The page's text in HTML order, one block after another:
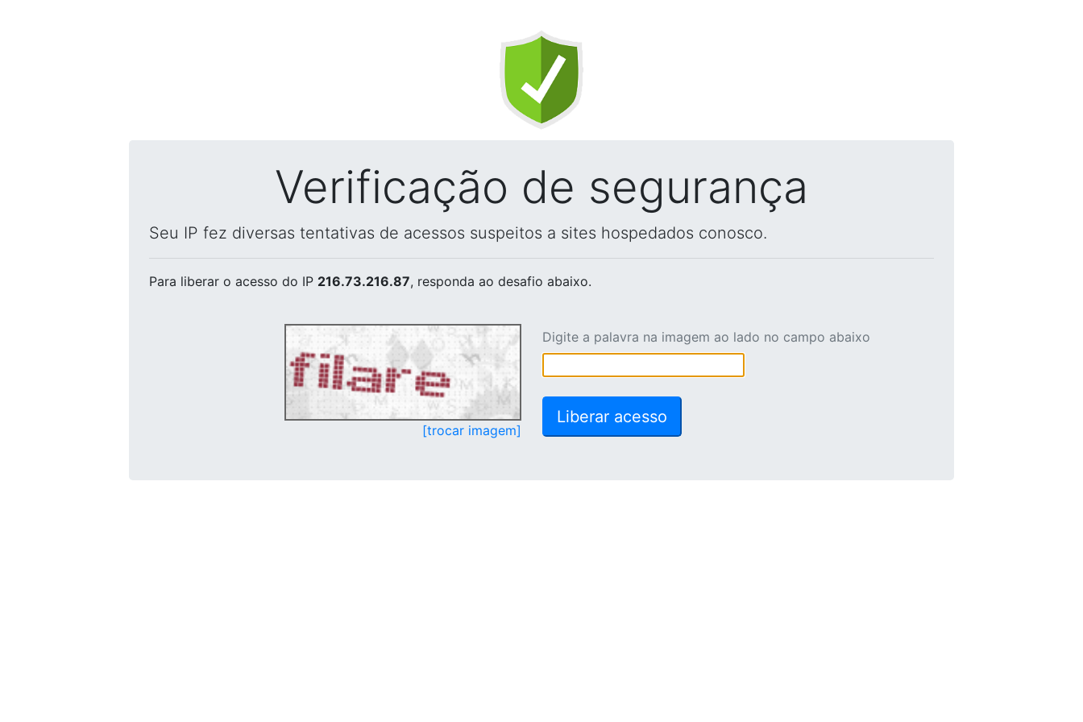
Verificação de segurança
Seu IP fez diversas tentativas de acessos suspeitos a sites hospedados conosco.
Para liberar o acesso do IP 216.73.216.87, responda ao desafio abaixo.
[trocar imagem]
Digite a palavra na imagem ao lado no campo abaixo